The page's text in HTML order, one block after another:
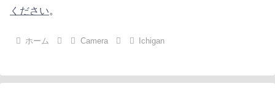
ください。
ホーム Camera Ichigan